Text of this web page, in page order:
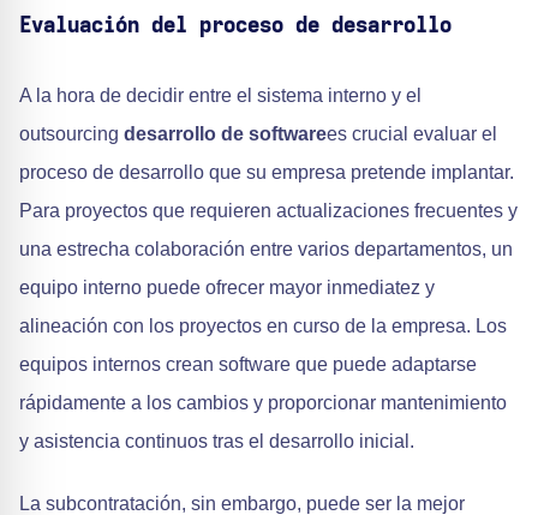
Evaluación del proceso de desarrollo
A la hora de decidir entre el sistema interno y el
outsourcing desarrollo de softwarees crucial evaluar el
proceso de desarrollo que su empresa pretende implantar.
Para proyectos que requieren actualizaciones frecuentes y
una estrecha colaboración entre varios departamentos, un
equipo interno puede ofrecer mayor inmediatez y
alineación con los proyectos en curso de la empresa. Los
equipos internos crean software que puede adaptarse
rápidamente a los cambios y proporcionar mantenimiento
y asistencia continuos tras el desarrollo inicial.
La subcontratación, sin embargo, puede ser la mejor